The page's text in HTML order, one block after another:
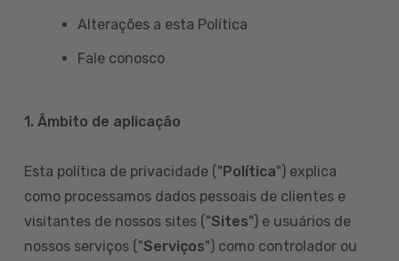
Alterações a esta Política
Fale conosco
1. Âmbito de aplicação
Esta política de privacidade ("Política") explica
como processamos dados pessoais de clientes e
visitantes de nossos sites ("Sites") e usuários de
nossos serviços ("Serviços") como controlador ou